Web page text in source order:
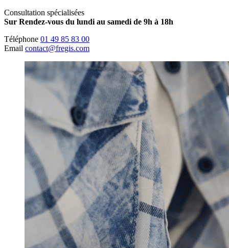
Consultation spécialisées
Sur Rendez-vous du lundi au samedi de 9h à 18h
Téléphone 01 49 85 83 00
Email contact@fregis.com